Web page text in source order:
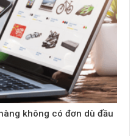
không có đơn dù đầu